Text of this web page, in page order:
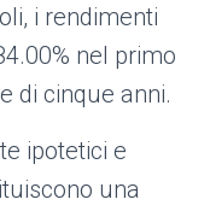
i rendimenti
nel primo
di cinque anni.
ipotetici e
una